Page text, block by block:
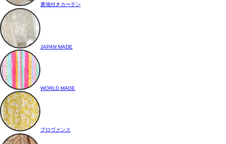
裏地付きカーテン
JAPAN MADE
WORLD MADE
プロヴァンス